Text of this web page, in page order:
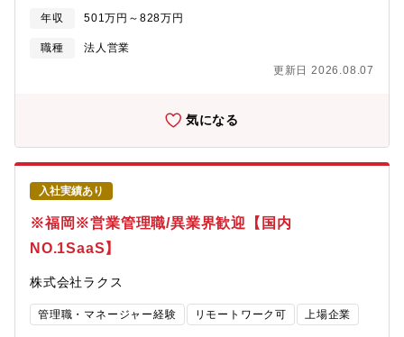
文教団体です。広範で競争力のあるフィールドで、積極的にチャ
レンジし、活発に活躍いただけることを期待しています。■業務詳
細弊社は、国産初のWebフィルタリングソフトウェアベンダーと
ました。2025年下期には、ゼロトラストセキュリティの実現に向
に向け、製品の提案活動を担っていただく営業メンバーを募集し
ます。あなたの営業力で日本企業や官公庁に革新的なセキュリテ
ィを届け、プロダクトの価値を広めていくことがミッションで
す。◇主な業務内容1. パートナー企業との関係構築・販売支援販
売代理店などのパートナー企業と連携し、長期的な信頼関係を築
くことが中心となります。具体的には以下のような活動を行いま
す：・パートナー向けの製品説明や技術勉強会の実施・新製品や
既存製品のクロスセル・アップセルを目的としたセミナーの企
画・運営・必要に応じて、販売代理店と共にエンドユーザーへの
ートナー企業の販売活動を支援するセールスキャンペーンの実行
を担当します。マーケティング部門や開発部門と連携し、製品や
市場動向に基づいた施策を行います。・キャンペーンの企画・推
年収 501万円～828万円
職種
法人営業
更新日 2026.08.07
気になる
入社実績あり
※福岡※営業管理職/異業界歓迎【国内
NO.1SaaS】
株式会社ラクス
管理職・マネージャー経験 リモートワーク可 上場企業